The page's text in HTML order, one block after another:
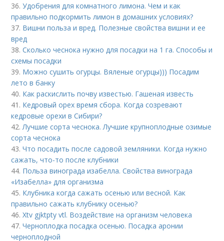
36.Удобрения для комнатного лимона. Чем и как
правильно подкормить лимон в домашних условиях?
37. Вишни польза и вред. Полезные свойства вишни и ее
вред
38.Сколько чеснока нужно для посадки на 1 га. Способы и
схемы посадки
39. Можно сушить огурцы. Вяленые огурцы))) Посадим
лето в банку
40. Как раскислить почву известью. Гашеная известь
41. Кедровый орех время сбора. Когда созревают
кедровые орехи в Сибири?
42. Лучшие сорта чеснока. Лучшие крупноплодные озимые
сорта чеснока
43.Что посадить после садовой земляники. Когда нужно
сажать, что-то после клубники
44. Польза винограда изабелла. Свойства винограда
«Изабелла» для организма
45. Клубника когда сажать осенью или весной. Как
правильно сажать клубнику осенью?
46.Xtv gjktpty vtl. Воздействие на организм человека
47.Черноплодка посадка осенью. Посадка аронии
черноплодной